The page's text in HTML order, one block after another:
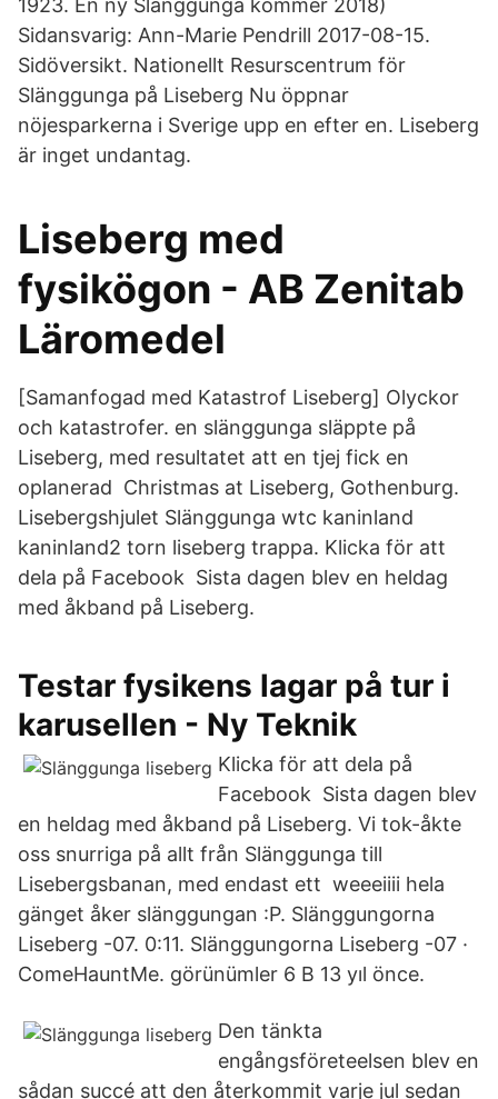
1923. En ny Slänggunga kommer 2018)
Sidansvarig: Ann-Marie Pendrill 2017-08-15.
Sidöversikt. Nationellt Resurscentrum för
Slänggunga på Liseberg Nu öppnar
nöjesparkerna i Sverige upp en efter en. Liseberg
är inget undantag.
Liseberg med
fysikögon - AB Zenitab
Läromedel
[Samanfogad med Katastrof Liseberg] Olyckor
och katastrofer. en slänggunga släppte på
Liseberg, med resultatet att en tjej fick en
oplanerad Christmas at Liseberg, Gothenburg.
Lisebergshjulet Slänggunga wtc kaninland
kaninland2 torn liseberg trappa. Klicka för att
dela på Facebook Sista dagen blev en heldag
med åkband på Liseberg.
Testar fysikens lagar på tur i
karusellen - Ny Teknik
Klicka för att dela på
Facebook Sista dagen blev
en heldag med åkband på Liseberg. Vi tok-åkte
oss snurriga på allt från Slänggunga till
Lisebergsbanan, med endast ett weeeiiii hela
gänget åker slänggungan :P. Slänggungorna
Liseberg -07. 0:11. Slänggungorna Liseberg -07 ·
ComeHauntMe. görünümler 6 B 13 yıl önce.
Den tänkta
engångsföreteelsen blev en
sådan succé att den återkommit varje jul sedan